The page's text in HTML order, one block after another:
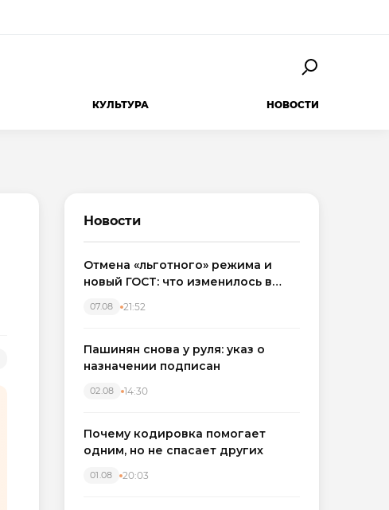
КУЛЬТУРА НОВОСТИ
Новости
Отмена «льготного» режима и
новый ГОСТ: что изменилось в
07.08 21:52
Пашинян снова у руля: указ о
назначении подписан
02.08 14:30
Почему кодировка помогает
одним, но не спасает других
01.08 20:03